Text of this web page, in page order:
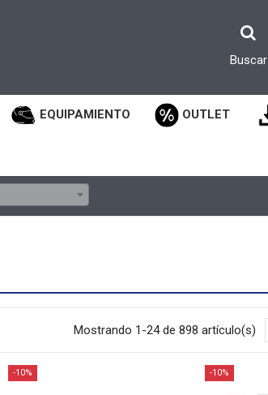
Buscar
EQUIPAMIENTO OUTLET
Mostrando 1-24 de 898 artículo(s)
-10% -10%